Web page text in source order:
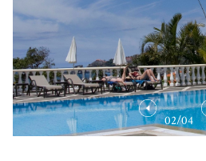
01/04
02/04
03/04
04/04
01/04
02/04
03/04
04/04
01/04
02/04
03/04
04/04